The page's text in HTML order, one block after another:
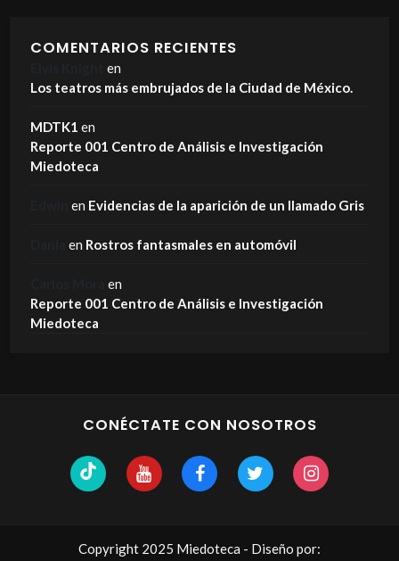
COMENTARIOS RECIENTES
en
Los teatros más embrujados de la Ciudad de México.
MDTK1 en
Reporte 001 Centro de Análisis e Investigación
Miedoteca
en Evidencias de la aparición de un llamado Gris
en Rostros fantasmales en automóvil
en
Reporte 001 Centro de Análisis e Investigación
Miedoteca
CONÉCTATE CON NOSOTROS
Copyright 2025 Miedoteca - Diseño por: